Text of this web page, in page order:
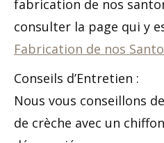
fabrication de nos
consulter la page qui y
Fabrication de nos
Conseils d’Entretien :
Nous vous conseillons
de crèche avec un